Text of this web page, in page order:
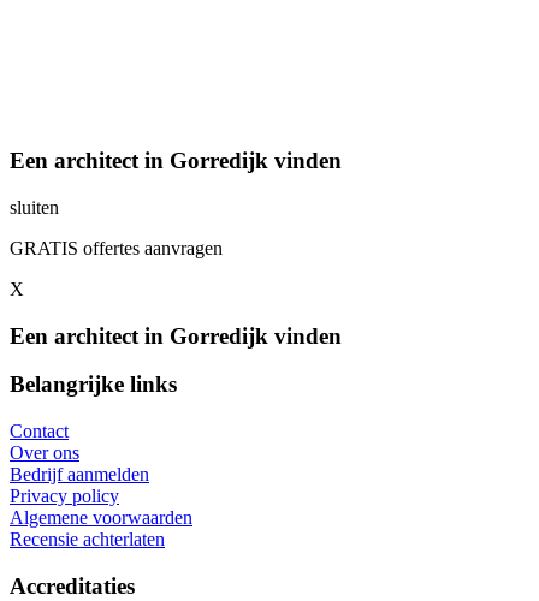
Een architect in Gorredijk vinden
sluiten
GRATIS offertes aanvragen
X
Een architect in Gorredijk vinden
Belangrijke links
Contact
Over ons
Bedrijf aanmelden
Privacy policy
Algemene voorwaarden
Recensie achterlaten
Accreditaties